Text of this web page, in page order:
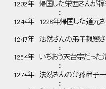
1202年　帰国した栄西さんが禅
：
1244年　1226年帰国した道元
1247年　法然さんの弟子親鸞さ
：
1254年　いちおう天台宗だった
：
1274年　法然さんのひ孫弟子一
：